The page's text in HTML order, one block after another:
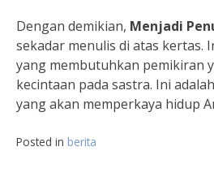
Dengan demikian, Menjadi
sekadar menulis di atas kertas.
yang membutuhkan pemikiran
kecintaan pada sastra. Ini
yang akan memperkaya hidup
Posted in berita